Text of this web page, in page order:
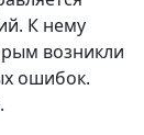
К нему
возникли
ошибок.